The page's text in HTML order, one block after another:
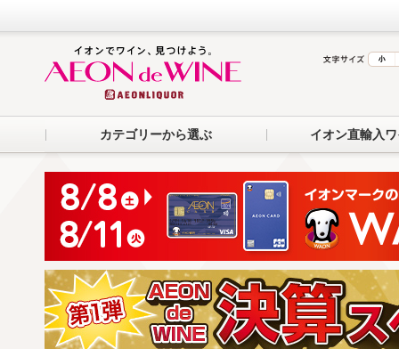
カテゴリーから選ぶ イオン直輸入